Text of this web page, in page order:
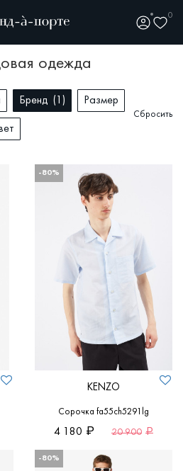
0
одежда
Бренд 1 Размер
Сбросить
-80%
KENZO
Сорочка fa55ch5291lg
4 180 20 900
-80%